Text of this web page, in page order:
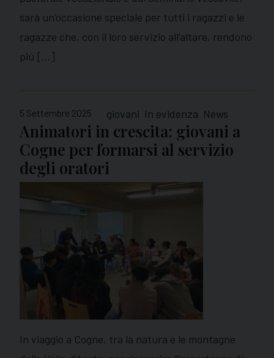
sarà un’occasione speciale per tutti i ragazzi e le
ragazze che, con il loro servizio all’altare, rendono
più […]
5 Settembre 2025 giovani In evidenza News
Animatori in crescita: giovani a
Cogne per formarsi al servizio
degli oratori
In viaggio a Cogne, tra la natura e le montagne